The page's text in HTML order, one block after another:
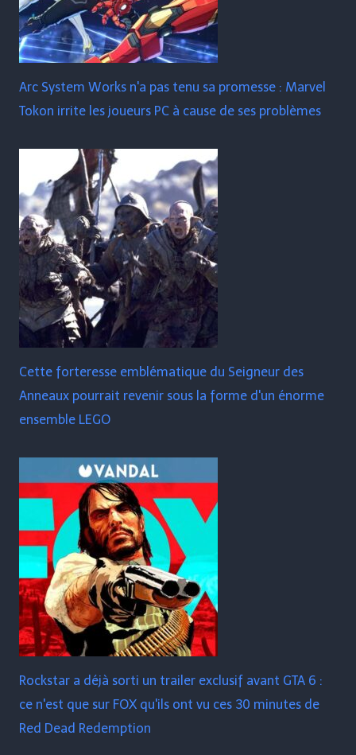
Arc System Works n'a pas tenu sa promesse : Marvel
Tokon irrite les joueurs PC à cause de ses problèmes
Cette forteresse emblématique du Seigneur des
Anneaux pourrait revenir sous la forme d'un énorme
ensemble LEGO
Rockstar a déjà sorti un trailer exclusif avant GTA 6 :
ce n'est que sur FOX qu'ils ont vu ces 30 minutes de
Red Dead Redemption